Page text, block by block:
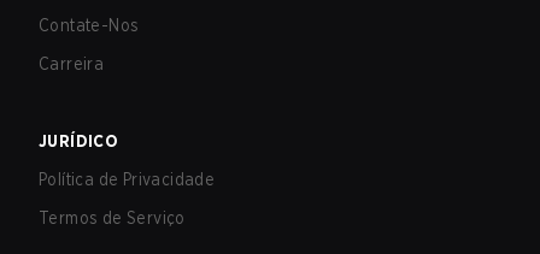
Contate-Nos
Carreira
JURÍDICO
Política de Privacidade
Termos de Serviço